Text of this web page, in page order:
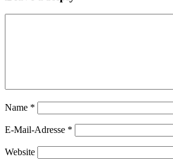
Name *
E-Mail-Adresse *
Website